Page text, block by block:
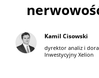
Kamil Cisowski
dyrektor analiz i
Inwestycyjny Xelion